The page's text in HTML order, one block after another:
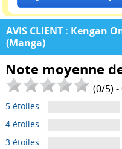
AVIS CLIENT : Kengan
(Manga)
Note moyenne
(0/5) -
5 étoiles
4 étoiles
3 étoiles